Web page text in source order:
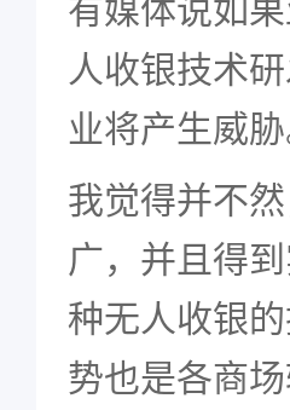
有媒体说如
人收银技术
业将产生威胁
我觉得并不
广，并且得
种无人收银
势也是各商场